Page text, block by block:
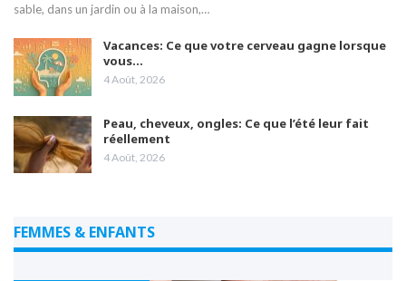
sable, dans un jardin ou à la maison,…
Vacances: Ce que votre cerveau gagne lorsque
vous…
4 Août, 2026
Peau, cheveux, ongles: Ce que l’été leur fait
réellement
4 Août, 2026
FEMMES & ENFANTS